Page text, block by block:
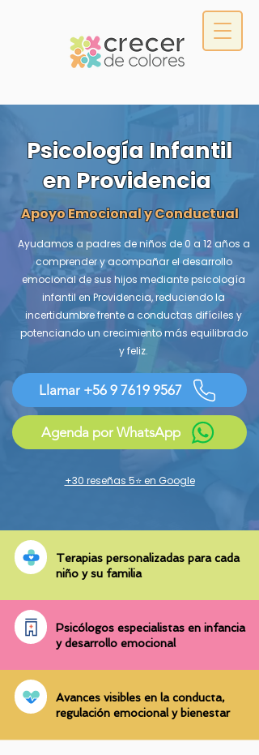
Apoyo Emocional y Conductual
Ayudamos a padres de niños de 0 a 12 años a
comprender y acompañar el desarrollo
emocional de sus hijos mediante psicología
infantil en Providencia, reduciendo la
incertidumbre frente a conductas difíciles y
potenciando un crecimiento más equilibrado
y feliz.
Llamar +56 9 7619 9567
Psicología Infantil
en Providencia
Agenda por WhatsApp
+30 reseñas 5⭐ en Google
Terapias personalizadas para cada
niño y su familia
Psicólogos especialistas en infancia
y desarrollo emocional
Avances visibles en la conducta,
regulación emocional y bienestar